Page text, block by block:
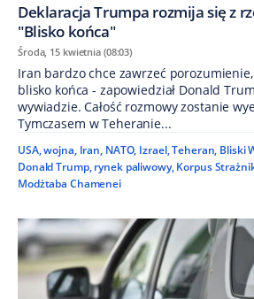
Deklaracja Trumpa rozmija się z
"Blisko końca"
Środa, 15 kwietnia (08:03)
Iran bardzo chce zawrzeć
blisko końca - zapowiedział Donald
wywiadzie. Całość rozmowy zostanie
Tymczasem w Teheranie...
USA,wojna, Iran, NATO, Izrael,Teheran, Bliski
Donald Trump, rynek paliwowy, Korpus
Modżtaba Chamenei